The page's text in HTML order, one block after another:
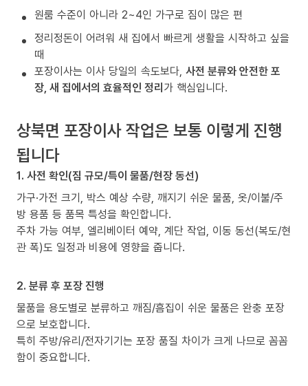
원룸 수준이 아니라 2~4인 가구로 짐이 많은 편
정리정돈이 어려워 새 집에서 빠르게 생활을 시작하고 싶을
때
포장이사는 이사 당일의 속도보다, 사전 분류와 안전한 포
장, 새 집에서의 효율적인 정리가 핵심입니다.
상북면 포장이사 작업은 보통 이렇게 진행
됩니다
1. 사전 확인(짐 규모/특이 물품/현장 동선)
가구·가전 크기, 박스 예상 수량, 깨지기 쉬운 물품, 옷/이불/주
방 용품 등 품목 특성을 확인합니다.
주차 가능 여부, 엘리베이터 예약, 계단 작업, 이동 동선(복도/현
관 폭)도 일정과 비용에 영향을 줍니다.
2. 분류 후 포장 진행
물품을 용도별로 분류하고 깨짐/흠집이 쉬운 물품은 완충 포장
으로 보호합니다.
특히 주방/유리/전자기기는 포장 품질 차이가 크게 나므로 꼼꼼
함이 중요합니다.